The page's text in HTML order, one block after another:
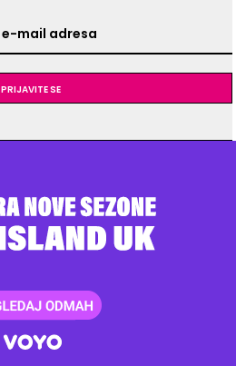
Prijavite se